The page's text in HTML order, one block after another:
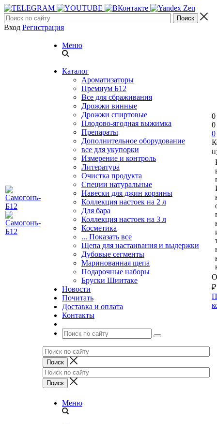
Вход Регистрация
Меню
Каталог
Ароматизаторы
Премиум Б12
Все для сбраживания
Дрожжи винные
Дрожжи спиртовые
Плодово-ягодная выжимка
Препараты
Дополнительное оборудование
все для укупорки
Измерение и контроль
Литература
Очистка продукта
Специи натуральные
Навески для джин корзины
Коллекция настоек на 2 л
Для бара
Коллекция настоек на 3 л
Косметика
... Показать все
Щепа для настаивания и выдержки
Дубовые сегменты
Маринованная щепа
Подарочные наборы
Бруски Шиитаке
Новости
Почитать
Доставка и оплата
Контакты
0
0
0
₽
Меню